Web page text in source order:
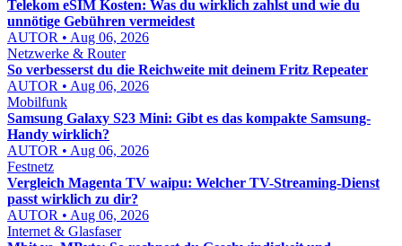
Telekom eSIM Kosten: Was du wirklich zahlst und wie du
unnötige Gebühren vermeidest
AUTOR • Aug 06, 2026
Netzwerke & Router
So verbesserst du die Reichweite mit deinem Fritz Repeater
AUTOR • Aug 06, 2026
Mobilfunk
Samsung Galaxy S23 Mini: Gibt es das kompakte Samsung-
Handy wirklich?
AUTOR • Aug 06, 2026
Festnetz
Vergleich Magenta TV waipu: Welcher TV-Streaming-Dienst
passt wirklich zu dir?
AUTOR • Aug 06, 2026
Internet & Glasfaser